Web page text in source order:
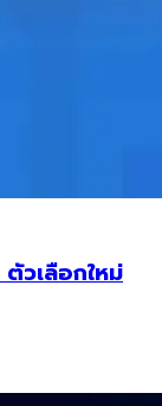
วเลือกใหม่